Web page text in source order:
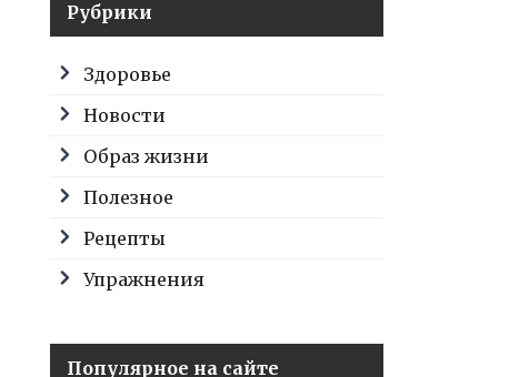
Рубрики
Здоровье
Новости
Образ жизни
Полезное
Рецепты
Упражнения
Популярное на сайте